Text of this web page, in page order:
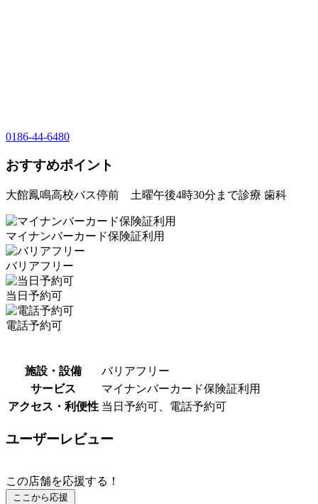
0186-44-6480
おすすめポイント
大館鳳鳴高校バス停前 土曜午後4時30分まで診療 歯科
マイナンバーカード保険証利用
バリアフリー
当日予約可
電話予約可
施設・設備
バリアフリー
サービス
マイナンバーカード保険証利用
アクセス・利便性 当日予約可、電話予約可
ユーザーレビュー
この店舗を応援する！
ここから応援